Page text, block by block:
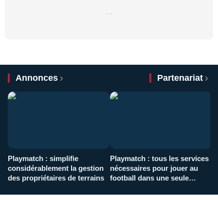
Annonces Partenariat
Playmatch : simplifie
considérablement la gestion
des propriétaires de terrains
Playmatch : tous les services
nécessaires pour jouer au
football dans une seule